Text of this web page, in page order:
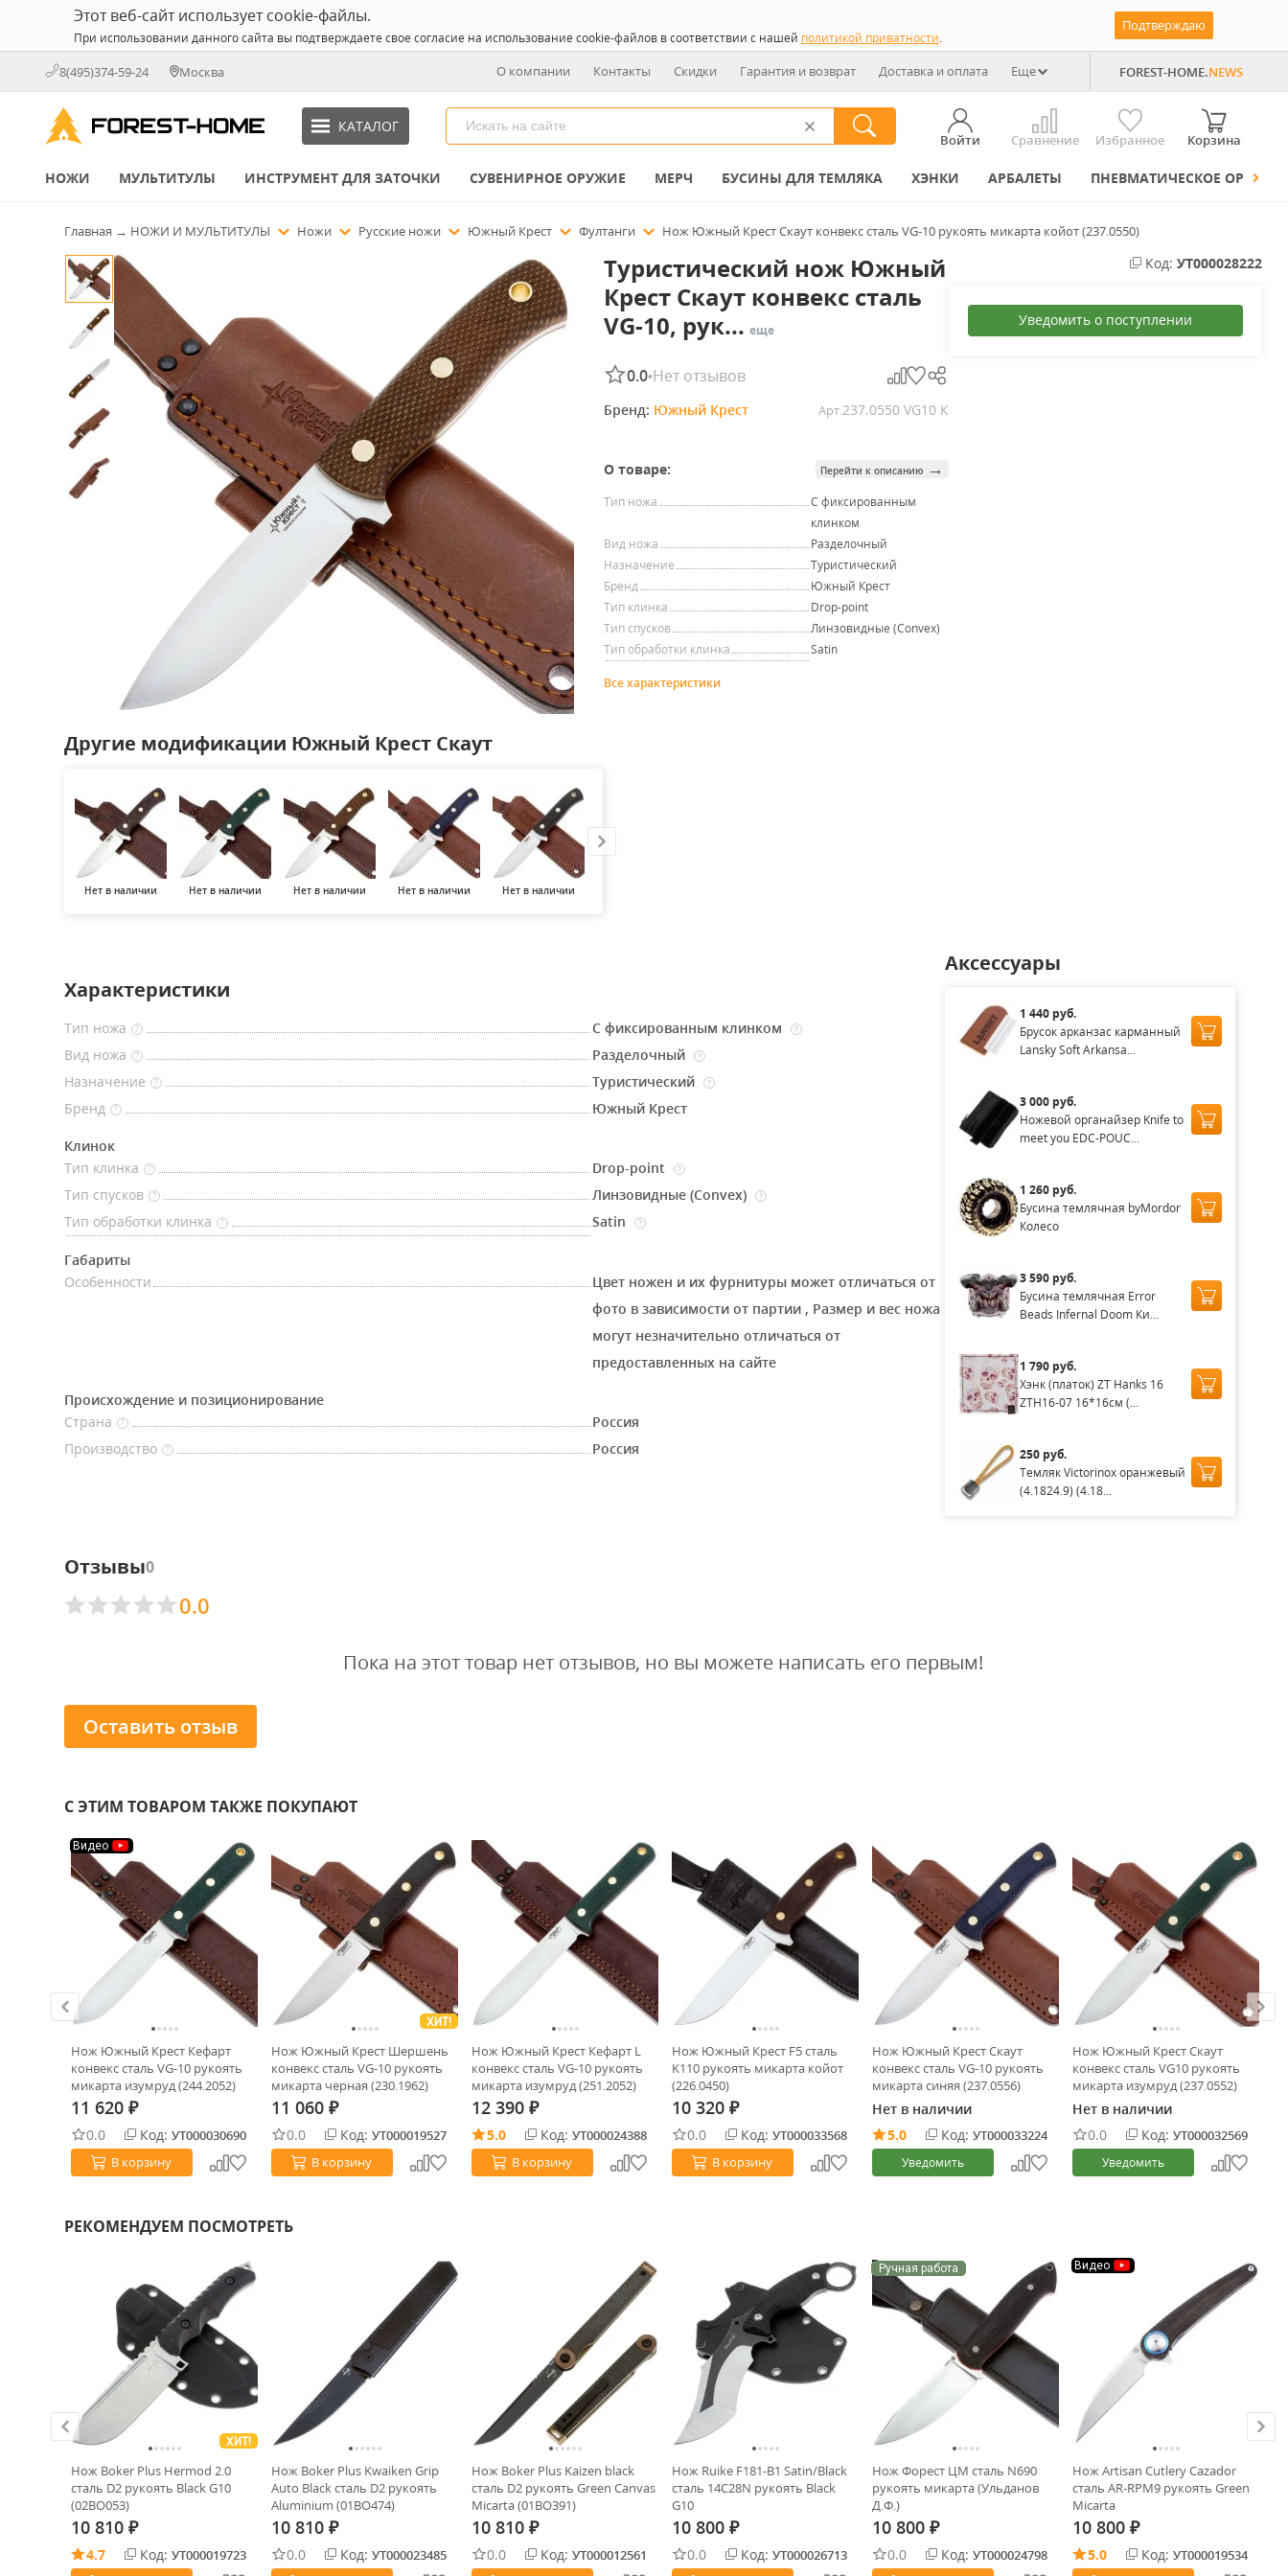
Этот веб-сайт использует cookie-файлы.
При использовании данного сайта вы подтверждаете свое согласие на использование cookie-файлов в соответствии с нашей политикой приватности.
Подтверждаю
8(495)374-59-24 Москва О компании Контакты Скидки Гарантия и возврат Доставка и оплата Еще FOREST-HOME.NEWS
КАТАЛОГ
Войти Сравнение Избранное Корзина
НОЖИ МУЛЬТИТУЛЫ ИНСТРУМЕНТ ДЛЯ ЗАТОЧКИ СУВЕНИРНОЕ ОРУЖИЕ МЕРЧ БУСИНЫ ДЛЯ ТЕМЛЯКА ХЭНКИ АРБАЛЕТЫ ПНЕВМАТИЧЕСКОЕ ОРУЖИЕ
Главная → НОЖИ И МУЛЬТИТУЛЫ Ножи Русские ножи Южный Крест Фултанги Нож Южный Крест Скаут конвекс сталь VG-10 рукоять микарта койот (237.0550)
Другие модификации Южный Крест Скаут
Нет в наличии Нет в наличии Нет в наличии Нет в наличии Нет в наличии
Туристический нож Южный
Крест Скаут конвекс сталь
VG-10, рук... еще
0.0•Нет отзывов
Бренд: Южный Крест Арт.237.0550 VG10 К
О товаре: Перейти к описанию →
Тип ножа
С фиксированным
клинком
Вид ножа
Разделочный
Назначение
Туристический
Бренд
Южный Крест
Тип клинка
Drop-point
Тип спусков
Линзовидные (Convex)
Тип обработки клинка
Satin
Все характеристики
Код: УТ000028222
Уведомить о поступлении
Характеристики
Тип ножа ? С фиксированным клинком ?
Вид ножа ? Разделочный ?
Назначение ? Туристический ?
Бренд ? Южный Крест
Клинок
Тип клинка
? Drop-point ?
Тип спусков ? Линзовидные (Convex) ?
Тип обработки клинка ? Satin ?
Габариты
Особенности
Цвет ножен и их фурнитуры может отличаться от
фото в зависимости от партии , Размер и вес ножа
могут незначительно отличаться от
предоставленных на сайте
Происхождение и позиционирование
Страна
?
Россия
Производство
? Россия
Аксессуары
1 440 руб.
Брусок арканзас карманный
Lansky Soft Arkansa...
3 000 руб.
Ножевой органайзер Knife to
meet you EDC-POUC...
1 260 руб.
Бусина темлячная byMordor
Колесо
3 590 руб.
Бусина темлячная Error
Beads Infernal Doom Ки...
1 790 руб.
Хэнк (платок) ZT Hanks 16
ZTH16-07 16*16см (...
250 руб.
Темляк Victorinox оранжевый
(4.1824.9) (4.18...
Отзывы0
0.0
Пока на этот товар нет отзывов, но вы можете написать его первым!
Оставить отзыв
С ЭТИМ ТОВАРОМ ТАКЖЕ ПОКУПАЮТ
Видео
Нож Южный Крест Кефарт
конвекс сталь VG-10 рукоять
микарта изумруд (244.2052)
11 620 ₽
0.0 Код: УТ000030690
В корзину
ХИТ!
Нож Южный Крест Шершень
конвекс сталь VG-10 рукоять
микарта черная (230.1962)
11 060 ₽
0.0 Код: УТ000019527
В корзину
Нож Южный Крест Кефарт L
конвекс сталь VG-10 рукоять
микарта изумруд (251.2052)
12 390 ₽
5.0 Код: УТ000024388
В корзину
Нож Южный Крест F5 сталь
K110 рукоять микарта койот
(226.0450)
10 320 ₽
0.0 Код: УТ000033568
В корзину
Нож Южный Крест Скаут
конвекс сталь VG-10 рукоять
микарта синяя (237.0556)
Нет в наличии
5.0
Код: УТ000033224
Уведомить
Нож Южный Крест Скаут
конвекс сталь VG10 рукоять
микарта изумруд (237.0552)
Нет в наличии
0.0
Код: УТ000032569
Уведомить
РЕКОМЕНДУЕМ ПОСМОТРЕТЬ
ХИТ!
Нож Boker Plus Hermod 2.0
сталь D2 рукоять Black G10
(02BO053)
10 810 ₽
4.7 Код: УТ000019723
Нож Boker Plus Kwaiken Grip
Auto Black сталь D2 рукоять
Aluminium (01BO474)
10 810 ₽
0.0 Код: УТ000023485
Нож Boker Plus Kaizen black
сталь D2 рукоять Green Canvas
Micarta (01BO391)
10 810 ₽
0.0 Код: УТ000012561
Нож Ruike F181-B1 Satin/Black
сталь 14C28N рукоять Black
G10
10 800 ₽
0.0 Код: УТ000026713
Ручная работа
Нож Форест ЦМ сталь N690
рукоять микарта (Ульданов
Д.Ф.)
10 800 ₽
0.0 Код: УТ000024798
Видео
Нож Artisan Cutlery Cazador
сталь AR-RPM9 рукоять Green
Micarta
10 800 ₽
5.0 Код: УТ000019534